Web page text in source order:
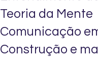
Teoria da Mente
Comunicação
Construção e